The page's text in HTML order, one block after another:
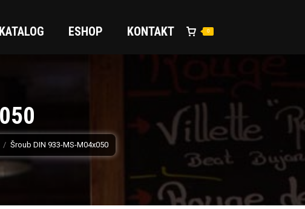
KATALOG ESHOP KONTAKT 0
Šroub DIN 933-MS-M04x050